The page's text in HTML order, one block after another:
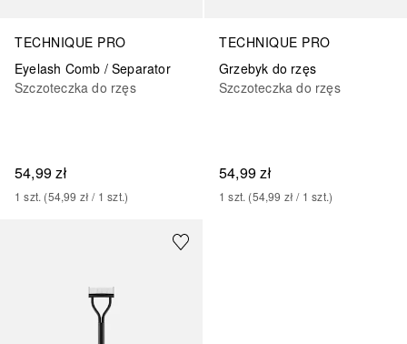
TECHNIQUE PRO
Eyelash Comb / Separator
Szczoteczka do rzęs
54,99 zł
1 szt. (54,99 zł / 1 szt.)
TECHNIQUE PRO
Grzebyk do rzęs
Szczoteczka do rzęs
54,99 zł
1 szt. (54,99 zł / 1 szt.)